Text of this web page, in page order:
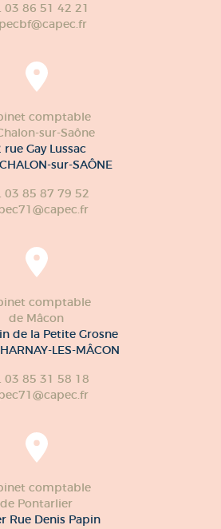
03 86 51 42 21
comptable
sur-Saône
rue Gay Lussac
sur-SAÔNE
03 85 87 79 52
comptable
de Mâcon
de la Petite Grosne
LES-MÂCON
03 85 31 58 18
comptable
de Pontarlier
Rue Denis Papin